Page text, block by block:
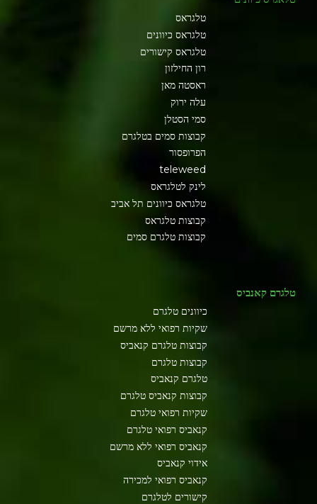
טלגראס
טלגראס כיוונים
טלגראס קישורים
רון החילזון
ראסטה מאן
עלה ירוק
סמי הסטלן
קבוצות סמים בטלגרם
הפרופסור
teleweed
לינק לטלגראס
טלגראס כיוונים תל אביב
קבוצות טלגראס
קבוצות טלגרם סמים
טלגרם קאנביס
כיוונים טלגרם
שקיות רפואי ללא מרשם
קבוצות טלגרם קנאביס
קבוצות טלגרם
טלגרם קנאביס
קבוצות קנאביס טלגרם
שקיות רפואי טלגרם
קנאביס רפואי טלגרם
קנאביס רפואי ללא מרשם
אידוי קנאביס
קנאביס רפואי למכירה
קישורים לטלגרם